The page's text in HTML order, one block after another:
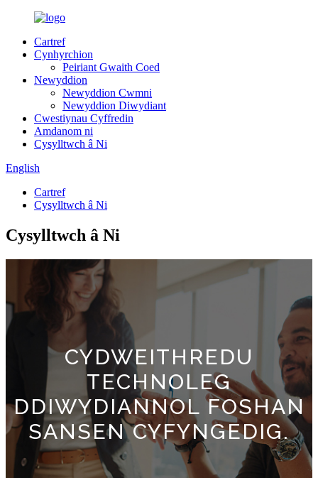
Cartref
Cynhyrchion
Peiriant Gwaith Coed
Newyddion
Newyddion Cwmni
Newyddion Diwydiant
Cwestiynau Cyffredin
Amdanom ni
Cysylltwch â Ni
English
Cartref
Cysylltwch â Ni
Cysylltwch â Ni
CYDWEITHREDU
TECHNOLEG
DDIWYDIANNOL FOSHAN
SANSEN CYFYNGEDIG.